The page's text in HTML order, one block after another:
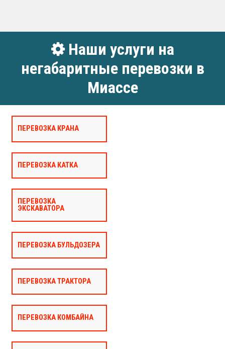
Наши услуги на
негабаритные перевозки в
Миассе
ПЕРЕВОЗКА КРАНА
ПЕРЕВОЗКА КАТКА
ПЕРЕВОЗКА
ЭКСКАВАТОРА
ПЕРЕВОЗКА БУЛЬДОЗЕРА
ПЕРЕВОЗКА ТРАКТОРА
ПЕРЕВОЗКА КОМБАЙНА